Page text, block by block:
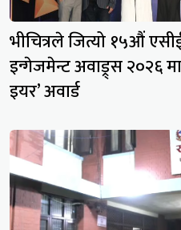
भीचित्रले जित्यो १५औं
इन्गेजमेन्ट अवाड्र्स २०२६
इयर’ अवार्ड